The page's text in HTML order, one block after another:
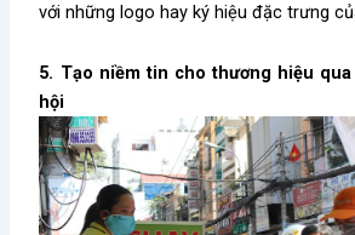
với những logo hay ký hiệu đặc trưng
5. Tạo niềm tin cho thương hiệu
hội